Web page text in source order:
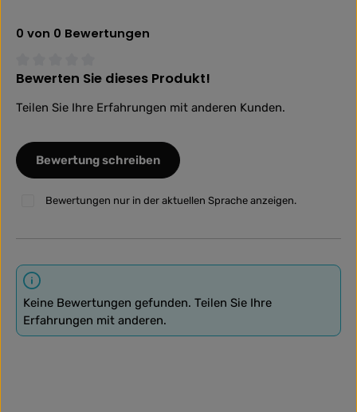
0 von 0 Bewertungen
Durchschnittliche Bewertung von 0 von 5 Sternen
Bewerten Sie dieses Produkt!
Teilen Sie Ihre Erfahrungen mit anderen Kunden.
Bewertung schreiben
Bewertungen nur in der aktuellen Sprache anzeigen.
Keine Bewertungen gefunden. Teilen Sie Ihre
Erfahrungen mit anderen.